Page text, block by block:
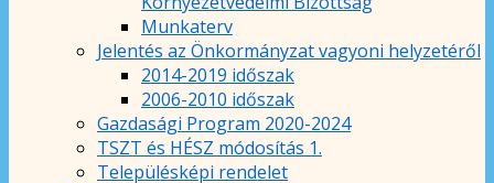
Munkaterv
Jelentés az Önkormányzat vagyoni helyzetéről
2014-2019 időszak
2006-2010 időszak
Gazdasági Program 2020-2024
TSZT és HÉSZ módosítás 1.
Településképi rendelet